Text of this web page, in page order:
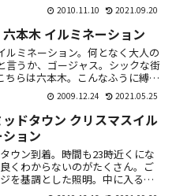
2010.11.10 2021.09.20
本木 イルミネーション
ルミネーション。何となく大人の
言うか、ゴージャス。シックな街
ちらは六本木。こんなふうに縛ら
タクシーばっかり。不景気とは言
のにおいがプンプンするなぁ。
2009.12.24 2021.05.25
ドタウン クリスマスイル
ョン
ウン到着。時間も23時近くにな
くわからないのがたくさん。ご
を基調とした照明。中に入ると